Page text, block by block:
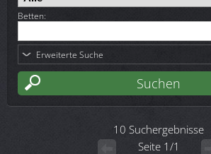
Betten:
Erweiterte Suche
10 Suchergebnisse
Seite 1/1